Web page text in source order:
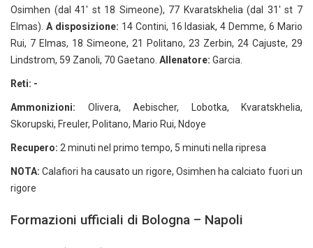
Osimhen (dal 41' st 18 Simeone), 77 Kvaratskhelia (dal 31' st 7
Elmas). A disposizione: 14 Contini, 16 Idasiak, 4 Demme, 6 Mario
Rui, 7 Elmas, 18 Simeone, 21 Politano, 23 Zerbin, 24 Cajuste, 29
Lindstrom, 59 Zanoli, 70 Gaetano. Allenatore: Garcia.
Reti: -
Ammonizioni: Olivera, Aebischer, Lobotka, Kvaratskhelia,
Skorupski, Freuler, Politano, Mario Rui, Ndoye
Recupero: 2 minuti nel primo tempo, 5 minuti nella ripresa
NOTA:Calafiori ha causato un rigore, Osimhen ha calciato fuori un
rigore
Formazioni ufficiali di Bologna – Napoli